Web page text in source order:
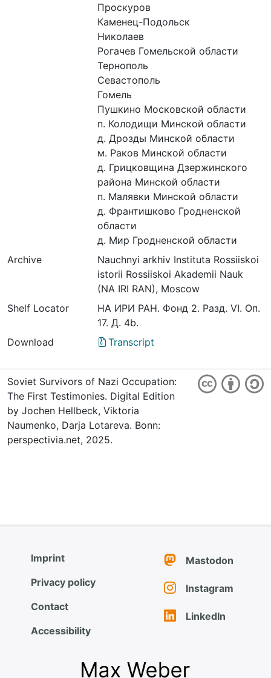
Проскуров
Каменец-Подольск
Николаев
Рогачев Гомельской области
Тернополь
Севастополь
Гомель
Пушкино Московской области
п. Колодищи Минской области
д. Дрозды Минской области
м. Раков Минской области
д. Грицковщина Дзержинского
района Минской области
п. Малявки Минской области
д. Франтишково Гродненской
области
д. Мир Гродненской области
Archive
Nauchnyi arkhiv Instituta Rossiiskoi
istorii Rossiiskoi Akademii Nauk
(NA IRI RAN), Moscow
Shelf Locator
НА ИРИ РАН. Фонд 2. Разд. VI. Оп.
17. Д. 4b.
Download
Transcript
Soviet Survivors of Nazi Occupation:
The First Testimonies. Digital Edition
by Jochen Hellbeck, Viktoria
Naumenko, Darja Lotareva. Bonn:
perspectivia.net, 2025.
Imprint
Privacy policy
Contact
Accessibility
Mastodon
Instagram
LinkedIn